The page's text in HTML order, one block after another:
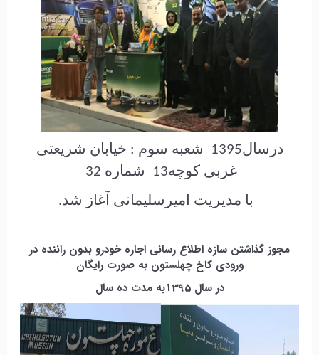
درسال1395 شعبه سوم : خیابان شریعتی
غربی کوچه13 شماره 32
با مدیریت امیرسلیمانی آغاز شد.
مجوز گذاشتن سازه اطلاع رسانی اجاره خودرو بدون راننده در
ورودی کاخ چهلستون به صورت رایگان
در سال 1395
به مدت ده سال